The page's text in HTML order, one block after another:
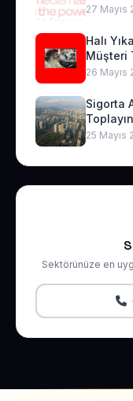
27 Mayıs
Halı
Müşteri
26 Mayıs
Sigorta
Toplayın
25 Mayıs
Sektörünüze en